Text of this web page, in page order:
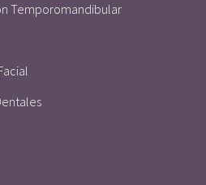
Temporomandibular